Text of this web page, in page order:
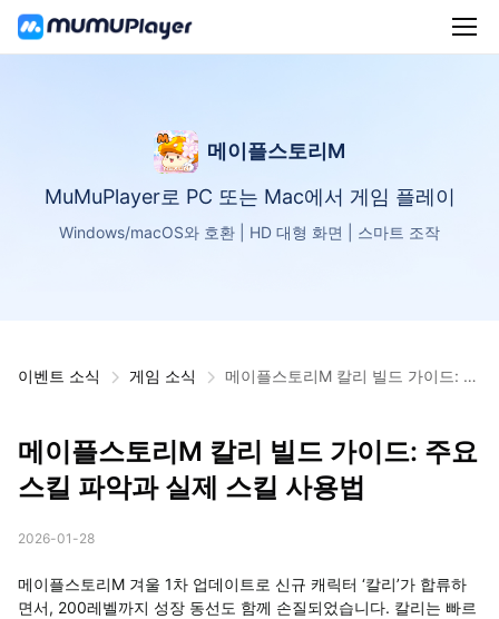
메이플스토리M
MuMuPlayer로 PC 또는 Mac에서 게임 플레이
Windows/macOS와 호환 | HD 대형 화면 | 스마트 조작
이벤트 소식 게임 소식
메이플스토리M 칼리 빌드 가이드: 주
메이플스토리M 칼리 빌드 가이드: 주요
스킬 파악과 실제 스킬 사용법
2026-01-28
메이플스토리M 겨울 1차 업데이트로 신규 캐릭터 ‘칼리’가 합류하
면서, 200레벨까지 성장 동선도 함께 손질되었습니다. 칼리는 빠르